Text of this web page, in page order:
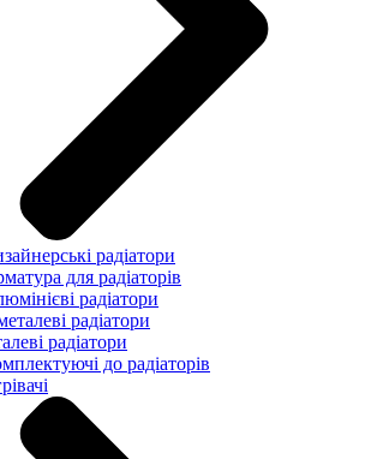
радіатори
для радіаторів
радіатори
радіатори
радіатори
до радіаторів